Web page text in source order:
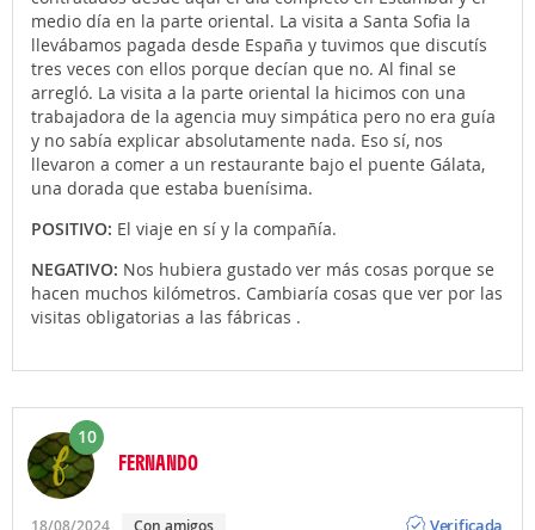
medio día en la parte oriental. La visita a Santa Sofia la
llevábamos pagada desde España y tuvimos que discutís
tres veces con ellos porque decían que no. Al final se
arregló. La visita a la parte oriental la hicimos con una
trabajadora de la agencia muy simpática pero no era guía
y no sabía explicar absolutamente nada. Eso sí, nos
llevaron a comer a un restaurante bajo el puente Gálata,
una dorada que estaba buenísima.
POSITIVO: El viaje en sí y la compañía.
NEGATIVO: Nos hubiera gustado ver más cosas porque se
hacen muchos kilómetros. Cambiaría cosas que ver por las
visitas obligatorias a las fábricas .
10
FERNANDO
18/08/2024 Con amigos
Verificada